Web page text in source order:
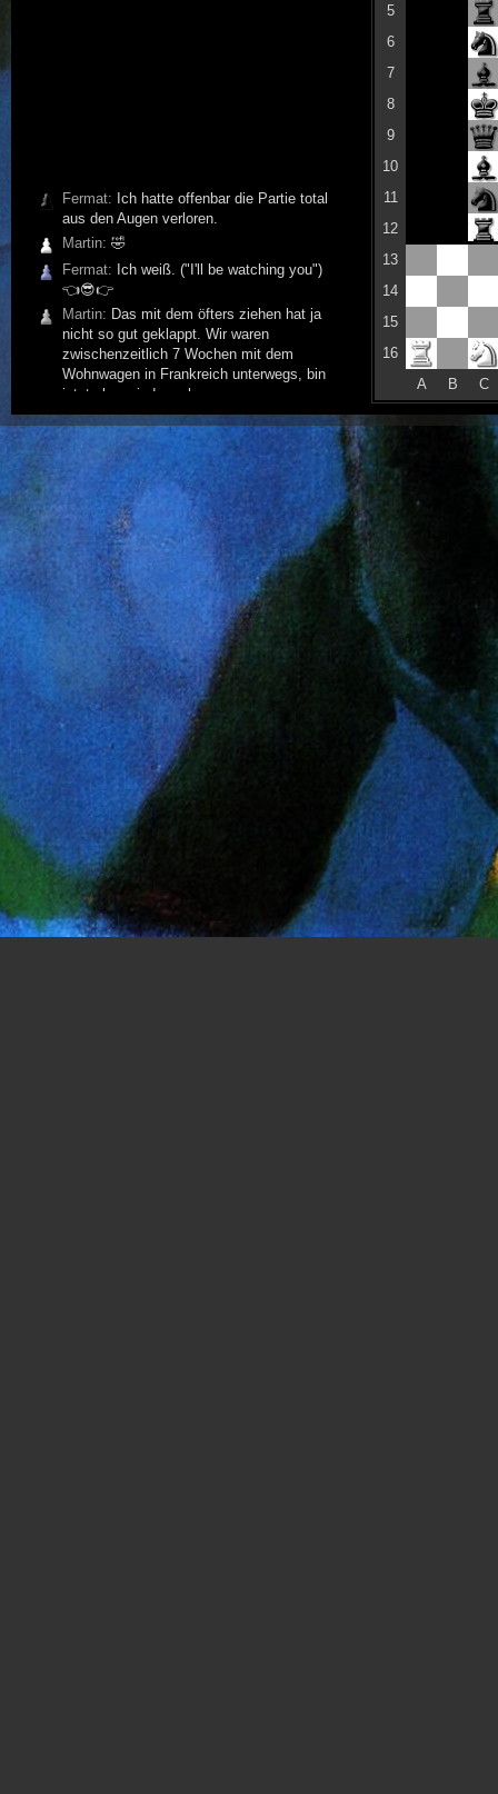
Fermat: Ich hatte offenbar die Partie total
aus den Augen verloren.
Martin: 🤣
Fermat: Ich weiß. ("I'll be watching you")
👈😎👉
Martin: Das mit dem öfters ziehen hat ja
nicht so gut geklappt. Wir waren
zwischenzeitlich 7 Wochen mit dem
Wohnwagen in Frankreich unterwegs, bin
jetzt aber wieder zuhause.
Fermat:Lass Dir Zeit! Familie geht vor.
Martin:
Variante wär mir egal. Hoffe ich
komme öfter zum Ziehen!
5
6
7
8
9
10
11
12
13
14
15
16
A
B C